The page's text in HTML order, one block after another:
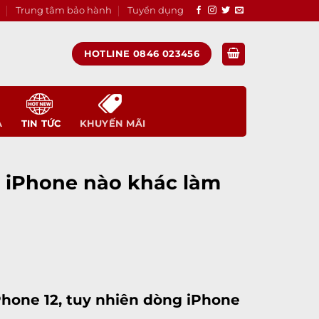
Trung tâm bảo hành Tuyển dụng
HOTLINE 0846 023456
TIN TỨC KHUYẾN MÃI
nào khác làm
12, tuy nhiên dòng iPhone